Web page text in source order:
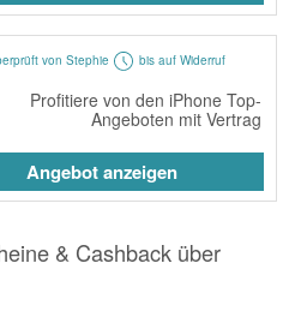
von Stephie bis auf Widerruf
Profitiere von den iPhone Top-
Angeboten mit Vertrag
Angebot anzeigen
& Cashback über